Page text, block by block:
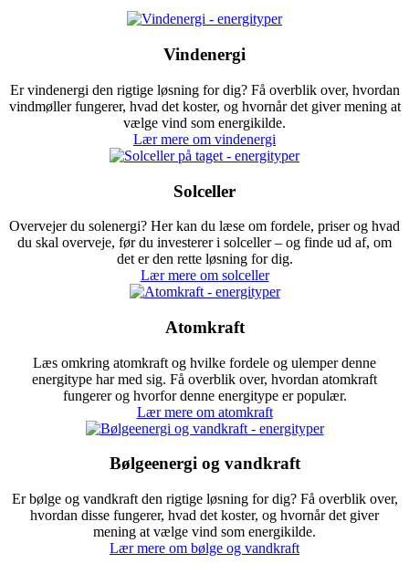
Vindenergi
Er vindenergi den rigtige løsning for dig? Få overblik over, hvordan
vindmøller fungerer, hvad det koster, og hvornår det giver mening at
vælge vind som energikilde.
Lær mere om vindenergi
Solceller
Overvejer du solenergi? Her kan du læse om fordele, priser og hvad
du skal overveje, før du investerer i solceller – og finde ud af, om
det er den rette løsning for dig.
Lær mere om solceller
Atomkraft
Læs omkring atomkraft og hvilke fordele og ulemper denne
energitype har med sig. Få overblik over, hvordan atomkraft
fungerer og hvorfor denne energitype er populær.
Lær mere om atomkraft
Bølgeenergi og vandkraft
Er bølge og vandkraft den rigtige løsning for dig? Få overblik over,
hvordan disse fungerer, hvad det koster, og hvornår det giver
mening at vælge vind som energikilde.
Lær mere om bølge og vandkraft